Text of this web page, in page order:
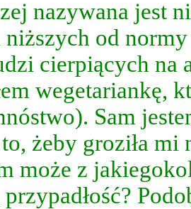
nazywana jest
niższych od
cierpiących
wegetariankę,
Sam
żeby groziła
może z